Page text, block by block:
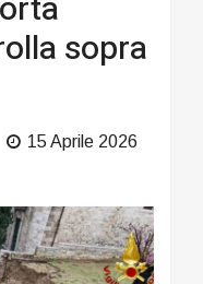
sopra
15 Aprile 2026